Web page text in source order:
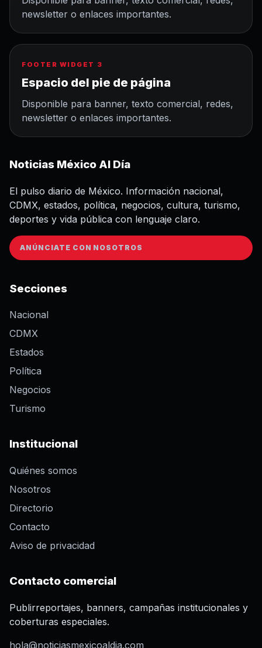
newsletter o enlaces importantes.
FOOTER WIDGET 3
Espacio del pie de página
Disponible para banner, texto comercial, redes,
newsletter o enlaces importantes.
Noticias México Al Día
El pulso diario de México. Información nacional,
CDMX, estados, política, negocios, cultura, turismo,
deportes y vida pública con lenguaje claro.
ANÚNCIATE CON NOSOTROS
Secciones
Nacional
CDMX
Estados
Política
Negocios
Turismo
Institucional
Quiénes somos
Nosotros
Directorio
Contacto
Aviso de privacidad
Contacto comercial
Publirreportajes, banners, campañas institucionales y
coberturas especiales.
hola@noticiasmexicoaldia.com